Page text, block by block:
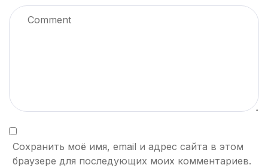
Сохранить моё имя, email и адрес сайта в этом
браузере для последующих моих комментариев.